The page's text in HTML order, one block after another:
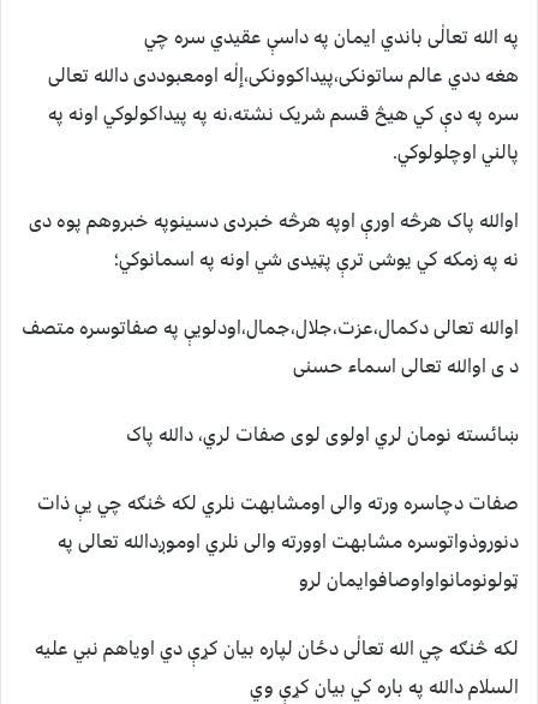
په الله تعالٰی باندي ايمان په داسې عقيدي سره چي
هغه ددي عالم ساتونکی،پيداکوونکی،إلٰه اومعبوددی دالله تعالی
سره په دې کي هيڅ قسم شريک نشته،نه په پيداکولوکي اونه په
پالني اوچلولوکي.
اوالله پاک هرڅه اورې اوپه هرڅه خبردی دسينوپه خبروهم پوه دی
نه په زمکه کي يوشی ترې پټيدی شي اونه په اسمانوکي؛
اوالله تعالی دکمال،عزت،جلال،جمال،اودلويې په صفاتوسره متصف
د ی اوالله تعالی اسماء حسنی
ښائسته نومان لري اولوی لوی صفات لري، دالله پاک
صفات دچاسره ورته والی اومشابهت نلري لکه څنګه چي يې ذات
دنوروذواتوسره مشابهت اوورته والی نلري اوموږدالله تعالی په
ټولونومانواواوصافوايمان لرو
لکه څنګه چي الله تعالٰی دځان لپاره بيان کړې دي اوياهم نبي عليه
السلام دالله په باره کي بيان کړې وي